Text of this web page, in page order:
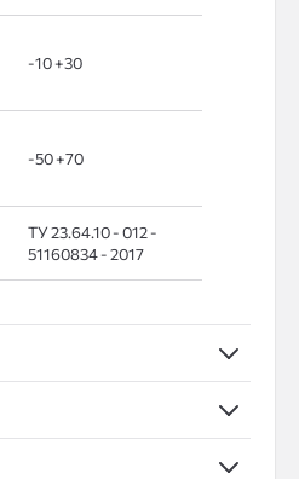
-10 +30
-50 +70
ТУ 23.64.10 - 012 -
51160834 - 2017